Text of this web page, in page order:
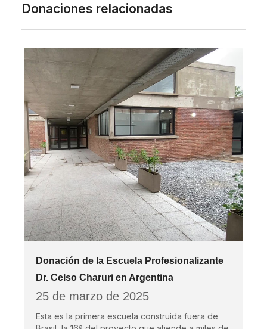
Donaciones relacionadas
Donación de la Escuela Profesionalizante
Dr. Celso Charuri en Argentina
25 de marzo de 2025
Esta es la primera escuela construida fuera de